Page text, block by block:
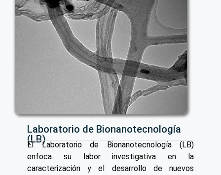
Laboratorio de Bionanotecnología
(LB)
El Laboratorio de Bionanotecnología (LB)
enfoca su labor investigativa en la
caracterización y el desarrollo de nuevos